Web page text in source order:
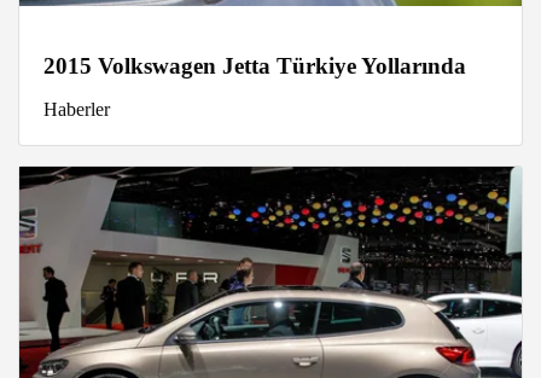
2015 Volkswagen Jetta Türkiye Yollarında
Haberler